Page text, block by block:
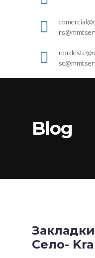
Blog
Село-